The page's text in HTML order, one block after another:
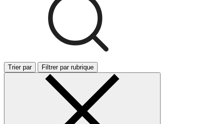
Trier par Filtrer par rubrique